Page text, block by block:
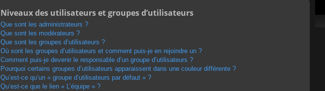
Niveaux des utilisateurs et groupes d’utilisateurs
Que sont les administrateurs ?
Que sont les modérateurs ?
Que sont les groupes d’utilisateurs ?
Où sont les groupes d’utilisateurs et comment puis-je en rejoindre un ?
Comment puis-je devenir le responsable d’un groupe d’utilisateurs ?
Pourquoi certains groupes d’utilisateurs apparaissent dans une couleur différente ?
Qu’est-ce qu’un « groupe d’utilisateurs par défaut » ?
Qu’est-ce que le lien « L’équipe » ?